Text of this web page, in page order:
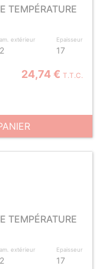
TEMPÉRATURE
extérieur Epaisseur
17
24,74 € T.T.C.
TEMPÉRATURE
extérieur Epaisseur
17